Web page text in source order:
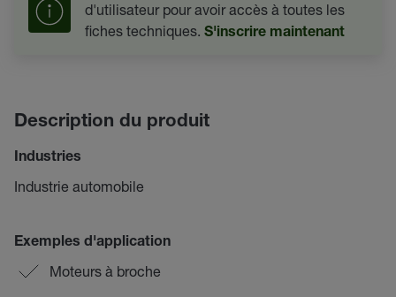
d'utilisateur pour avoir accès à toutes les
fiches techniques. S'inscrire maintenant
Description du produit
Industries
Industrie automobile
Exemples d'application
Moteurs à broche